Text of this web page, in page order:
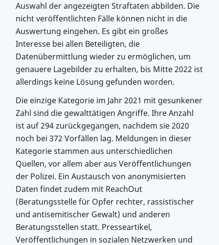
Auswahl der angezeigten Straftaten abbilden. Die
nicht veröffentlichten Fälle können nicht in die
Auswertung eingehen. Es gibt ein großes
Interesse bei allen Beteiligten, die
Datenübermittlung wieder zu ermöglichen, um
genauere Lagebilder zu erhalten, bis Mitte 2022 ist
allerdings keine Lösung gefunden worden.
Die einzige Kategorie im Jahr 2021 mit gesunkener
Zahl sind die gewalttätigen Angriffe. Ihre Anzahl
ist auf 294 zurückgegangen, nachdem sie 2020
noch bei 372 Vorfällen lag. Meldungen in dieser
Kategorie stammen aus unterschiedlichen
Quellen, vor allem aber aus Veröffentlichungen
der Polizei. Ein Austausch von anonymisierten
Daten findet zudem mit ReachOut
(Beratungsstelle für Opfer rechter, rassistischer
und antisemitischer Gewalt) und anderen
Beratungsstellen statt. Presseartikel,
Veröffentlichungen in sozialen Netzwerken und